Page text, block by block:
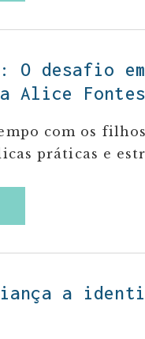
O desafio
Alice Fontes
com os
práticas e
a